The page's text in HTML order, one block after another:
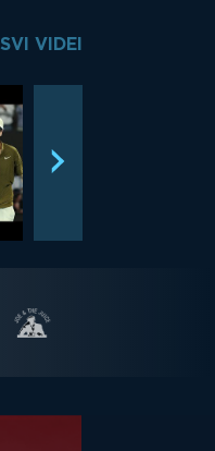
SVI VIDEI